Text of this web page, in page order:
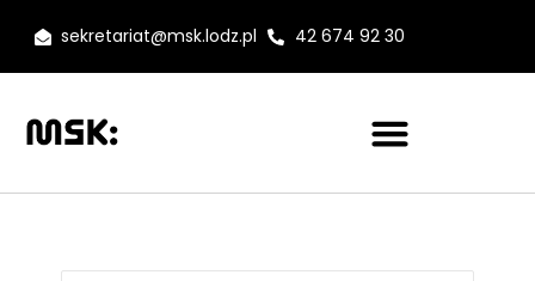
sekretariat@msk.lodz.pl 42 674 92 30